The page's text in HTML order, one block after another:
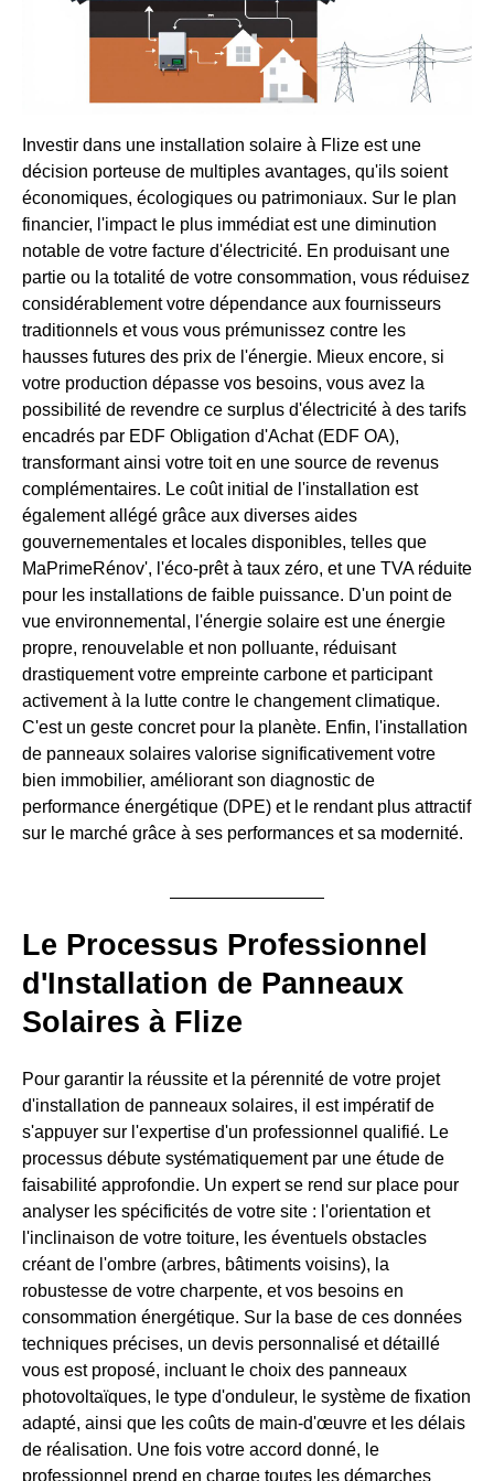
Investir dans une installation solaire à Flize est une
décision porteuse de multiples avantages, qu'ils soient
économiques, écologiques ou patrimoniaux. Sur le plan
financier, l'impact le plus immédiat est une diminution
notable de votre facture d'électricité. En produisant une
partie ou la totalité de votre consommation, vous réduisez
considérablement votre dépendance aux fournisseurs
traditionnels et vous vous prémunissez contre les
hausses futures des prix de l'énergie. Mieux encore, si
votre production dépasse vos besoins, vous avez la
possibilité de revendre ce surplus d'électricité à des tarifs
encadrés par EDF Obligation d'Achat (EDF OA),
transformant ainsi votre toit en une source de revenus
complémentaires. Le coût initial de l'installation est
également allégé grâce aux diverses aides
gouvernementales et locales disponibles, telles que
MaPrimeRénov', l'éco-prêt à taux zéro, et une TVA réduite
pour les installations de faible puissance. D'un point de
vue environnemental, l'énergie solaire est une énergie
propre, renouvelable et non polluante, réduisant
drastiquement votre empreinte carbone et participant
activement à la lutte contre le changement climatique.
C'est un geste concret pour la planète. Enfin, l'installation
de panneaux solaires valorise significativement votre
bien immobilier, améliorant son diagnostic de
performance énergétique (DPE) et le rendant plus attractif
sur le marché grâce à ses performances et sa modernité.
Le Processus Professionnel
d'Installation de Panneaux
Solaires à Flize
Pour garantir la réussite et la pérennité de votre projet
d'installation de panneaux solaires, il est impératif de
s'appuyer sur l'expertise d'un professionnel qualifié. Le
processus débute systématiquement par une étude de
faisabilité approfondie. Un expert se rend sur place pour
analyser les spécificités de votre site : l'orientation et
l'inclinaison de votre toiture, les éventuels obstacles
créant de l'ombre (arbres, bâtiments voisins), la
robustesse de votre charpente, et vos besoins en
consommation énergétique. Sur la base de ces données
techniques précises, un devis personnalisé et détaillé
vous est proposé, incluant le choix des panneaux
photovoltaïques, le type d'onduleur, le système de fixation
adapté, ainsi que les coûts de main-d'œuvre et les délais
de réalisation. Une fois votre accord donné, le
professionnel prend en charge toutes les démarches